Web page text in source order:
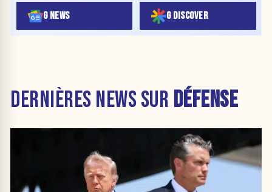
G NEWS G DISCOVER
DERNIÈRES NEWS SUR DÉFENSE